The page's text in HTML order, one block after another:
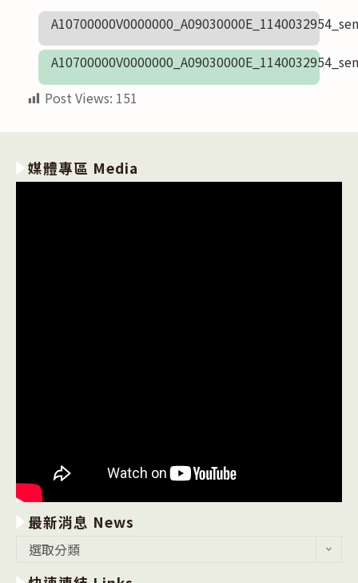
Post Views: 151
媒體專區 Media
最新消息 News
選取分類